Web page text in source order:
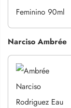
Narciso Ambrée